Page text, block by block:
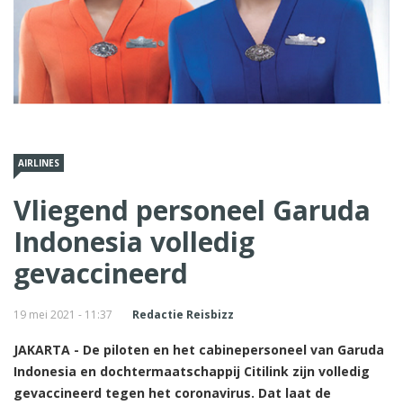
AIRLINES
Vliegend personeel Garuda
Indonesia volledig
gevaccineerd
19 mei 2021 - 11:37 Redactie Reisbizz
JAKARTA - De piloten en het cabinepersoneel van Garuda
Indonesia en dochtermaatschappij Citilink zijn volledig
gevaccineerd tegen het coronavirus. Dat laat de